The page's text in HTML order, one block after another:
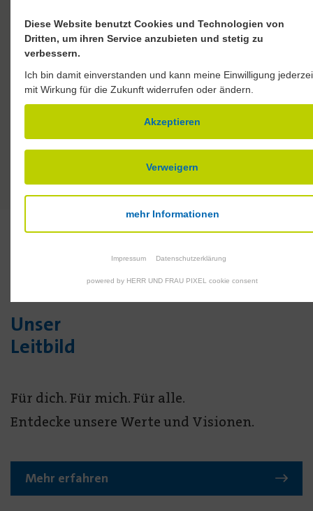
Faire Vergütung nach dem TVöD, betriebliche
Alters­vorsorge und Weihnachts­geld
Alles auf einen Blick
Unser
Leitbild
Für dich. Für mich. Für alle.
Entdecke unsere Werte und Visionen.
Mehr erfahren
Diese Website benutzt Cookies und Technologien von
Dritten, um ihren Service anzubieten und stetig zu
verbessern.
Ich bin damit einverstanden und kann meine Einwilligung
mit Wirkung für die Zukunft widerrufen oder ändern.
Akzeptieren
Verweigern
mehr Informationen
Impressum Datenschutzerklärung
powered by HERR UND FRAU PIXEL cookie consent